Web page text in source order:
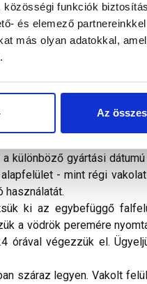
funkciók
és elemező
más olyan adatokkal,
Az
olvassa el!
diszperziós
organikus
homlokzati hőszigetelő
különböző gyártási
különböző gyártási
- mint régi
használatát.
ki az egybefüggő
a vödrök peremére
órával végezzük el.
száraz legyen. Vakolt